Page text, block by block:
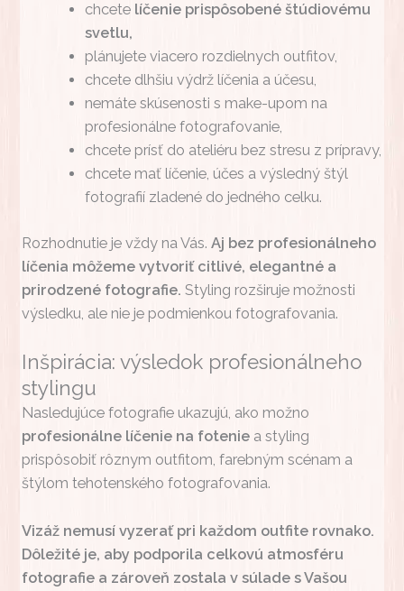
chcete líčenie prispôsobené štúdiovému
svetlu,
plánujete viacero rozdielnych outfitov,
chcete dlhšiu výdrž líčenia a účesu,
nemáte skúsenosti s make-upom na
profesionálne fotografovanie,
chcete prísť do ateliéru bez stresu z prípravy,
chcete mať líčenie, účes a výsledný štýl
fotografií zladené do jedného celku.
Rozhodnutie je vždy na Vás.Aj bez profesionálneho
líčenia môžeme vytvoriť citlivé, elegantné a
prirodzené fotografie. Styling rozširuje možnosti
výsledku, ale nie je podmienkou fotografovania.
Inšpirácia: výsledok profesionálneho
stylingu
Nasledujúce fotografie ukazujú, ako možno
profesionálne líčenie na fotenie a styling
prispôsobiť rôznym outfitom, farebným scénam a
štýlom tehotenského fotografovania.
Vizáž nemusí vyzerať pri každom outfite rovnako.
Dôležité je, aby podporila celkovú atmosféru
fotografie a zároveň zostala v súlade s Vašou